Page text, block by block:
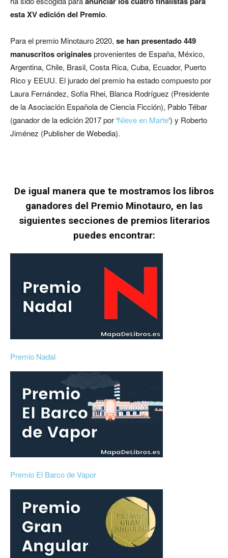
esta XV edición del Premio.
Para el premio Minotauro 2020, se han presentado 449
manuscritos originalesprovenientes de España, México,
Argentina, Chile, Brasil, Costa Rica, Cuba, Ecuador, Puerto
Rico y EEUU. El jurado del premio ha estado compuesto por
Laura Fernández, Sofía Rhei, Blanca Rodríguez (Presidente
de la Asociación Española de Ciencia Ficción), Pablo Tébar
(ganador de la edición 2017 por ‘Nieve en Marte‘) y Roberto
Jiménez (Publisher de Webedia).
De igual manera que te mostramos los libros
ganadores del Premio Minotauro, en las
siguientes secciones de premios literarios
puedes encontrar:
Premio Nadal
Premio El Barco de Vapor